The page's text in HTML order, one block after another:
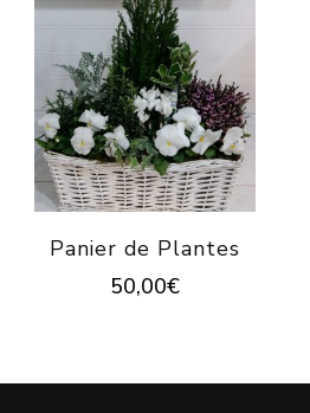
Panier de Plantes
50,00€